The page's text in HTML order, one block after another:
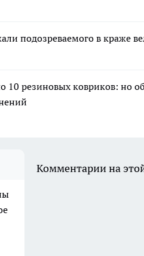
подозреваемого в краже
10 резиновых ковриков: но
Комментарии на